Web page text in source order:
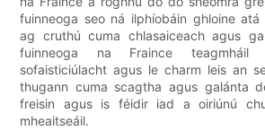
fuinneoga seo ná ilphíobáin ghloine
ag cruthú cuma chlasaiceach agus
fuinneoga na Fraince
sofaisticiúlacht agus le charm leis an
thugann cuma scagtha agus galánta
freisin agus is féidir iad a oiriúnú
mheaitseáil.